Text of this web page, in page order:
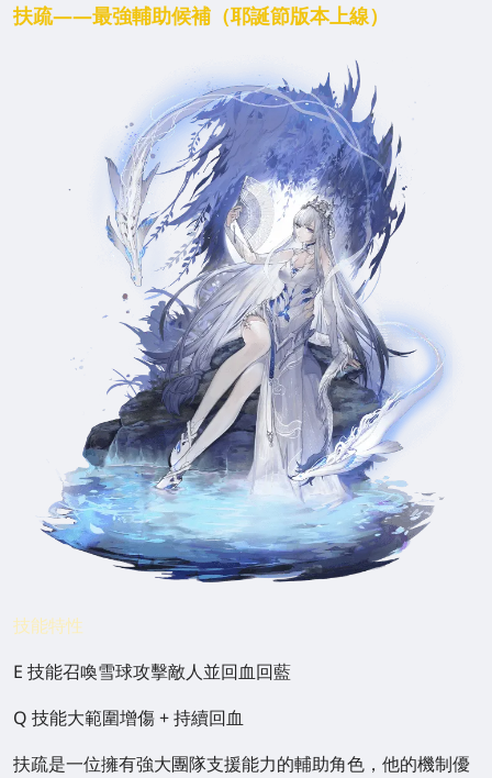
扶疏——最強輔助候補（耶誕節版本上線）
技能特性
E 技能召喚雪球攻擊敵人並回血回藍
Q 技能大範圍增傷 + 持續回血
扶疏是一位擁有強大團隊支援能力的輔助角色，他的機制優